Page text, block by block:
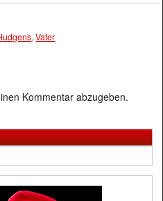
,Vater
Kommentar abzugeben.